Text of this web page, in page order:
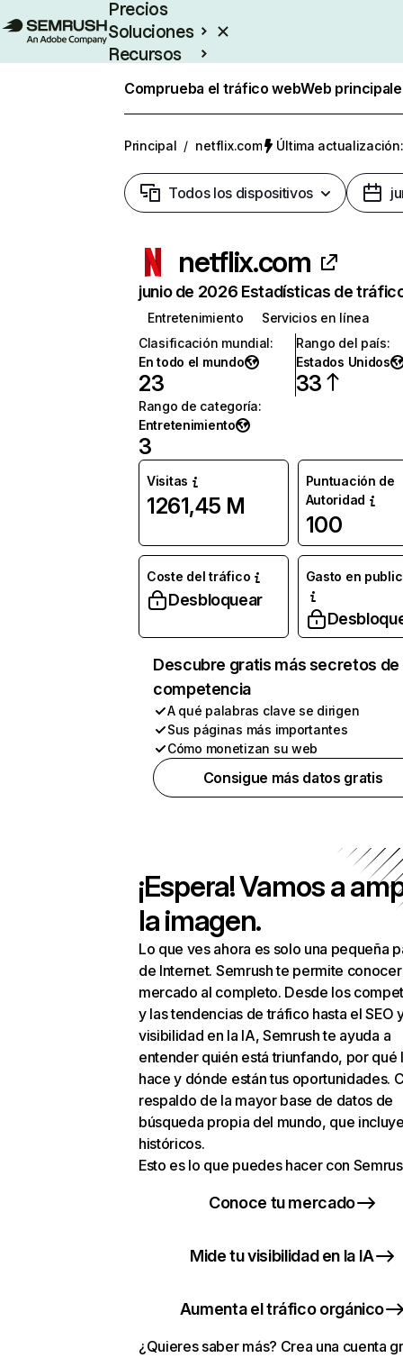
Precios
Soluciones
Recursos
Comprueba el tráfico webWeb
Principal / netflix.com Última
Todos los dispositivos
netflix.com
junio de 2026 Estadísticas de
Entretenimiento
Servicios en línea
Clasificación mundial:
En todo el mundo
23
Rango del país:
Estados Unidos
33
Rango de categoría:
Entretenimiento
3
Visitas
1261,45 M
Puntuación de
Autoridad
100
Coste del tráfico
Desbloquear
Gasto en
Descubre gratis más secretos de
competencia
A qué palabras clave se dirigen
Sus páginas más importantes
Cómo monetizan su web
Consigue más datos gratis
¡Espera! Vamos a
la imagen.
Lo que ves ahora es solo una pequeña
de Internet. Semrush te permite
mercado al completo. Desde los
y las tendencias de tráfico hasta el SEO
visibilidad en la IA, Semrush te ayuda a
entender quién está triunfando, por qué
hace y dónde están tus oportunidades.
respaldo de la mayor base de datos de
búsqueda propia del mundo, que
históricos.
Esto es lo que puedes hacer con
Conoce tu mercado
Mide tu visibilidad en la IA
Aumenta el tráfico orgánico
¿Quieres saber más? Crea una cuenta